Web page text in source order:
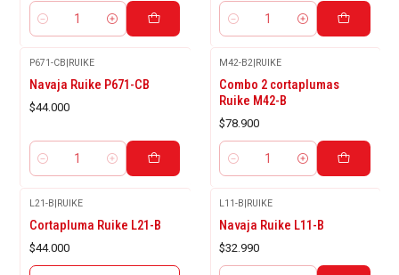
Cantidad Cantidad
P671-CB RUIKE
Navaja Ruike P671-CB
$44.000
Cantidad
M42-B2 RUIKE
Combo 2 cortaplumas
Ruike M42-B
$78.900
Cantidad
L21-B|RUIKE
Cortapluma Ruike L21-B
$44.000
L11-B|RUIKE
Navaja Ruike L11-B
$32.990